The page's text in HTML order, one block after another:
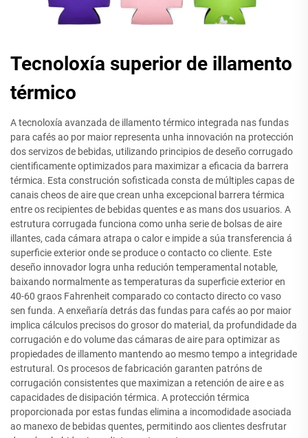
Tecnoloxía superior de illamento
térmico
A tecnoloxía avanzada de illamento térmico integrada nas fundas
para cafés ao por maior representa unha innovación na protección
dos servizos de bebidas, utilizando principios de deseño corrugado
cientificamente optimizados para maximizar a eficacia da barrera
térmica. Esta construción sofisticada consta de múltiples capas de
canais cheos de aire que crean unha excepcional barrera térmica
entre os recipientes de bebidas quentes e as mans dos usuarios. A
estrutura corrugada funciona como unha serie de bolsas de aire
illantes, cada cámara atrapa o calor e impide a súa transferencia á
superficie exterior onde se produce o contacto co cliente. Este
deseño innovador logra unha redución temperamental notable,
baixando normalmente as temperaturas da superficie exterior en
40-60 graos Fahrenheit comparado co contacto directo co vaso
sen funda. A enxeñaría detrás das fundas para cafés ao por maior
implica cálculos precisos do grosor do material, da profundidade da
corrugación e do volume das cámaras de aire para optimizar as
propiedades de illamento mantendo ao mesmo tempo a integridade
estrutural. Os procesos de fabricación garanten patróns de
corrugación consistentes que maximizan a retención de aire e as
capacidades de disipación térmica. A protección térmica
proporcionada por estas fundas elimina a incomodidade asociada
ao manexo de bebidas quentes, permitindo aos clientes desfrutar